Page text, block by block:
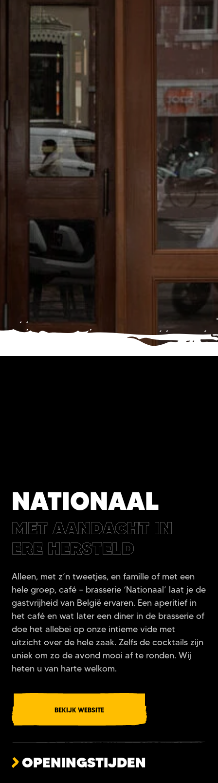
NATIONAAL
MET AANDACHT IN
ERE HERSTELD
Alleen, met z’n tweetjes, en famille of met een
hele groep, café – brasserie ‘Nationaal’ laat je de
gastvrijheid van België ervaren. Een aperitief in
het café en wat later een diner in de brasserie of
doe het allebei op onze intieme vide met
uitzicht over de hele zaak. Zelfs de cocktails zijn
uniek om zo de avond mooi af te ronden. Wij
heten u van harte welkom.
BEKIJK WEBSITE
OPENINGSTIJDEN